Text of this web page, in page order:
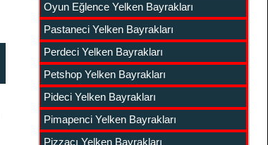
Oyun Eğlence Yelken Bayrakları
Pastaneci Yelken Bayrakları
Perdeci Yelken Bayrakları
Petshop Yelken Bayrakları
Pideci Yelken Bayrakları
Pimapenci Yelken Bayrakları
Pizzacı Yelken Bayrakları